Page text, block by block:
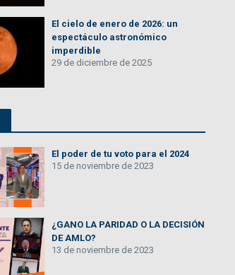
El cielo de enero de 2026: un
espectáculo astronómico
imperdible
29 de diciembre de 2025
El poder de tu voto para el 2024
15 de noviembre de 2023
¿GANO LA PARIDAD O LA DECISIÓN
DE AMLO?
13 de noviembre de 2023